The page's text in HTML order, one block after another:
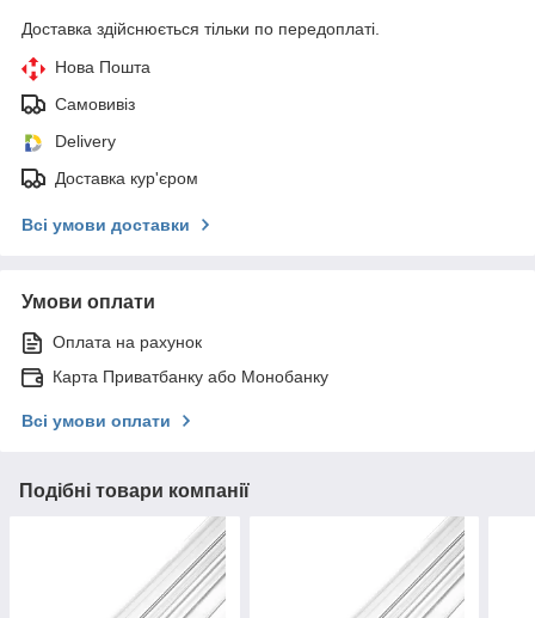
Доставка здійснюється тільки по передоплаті.
Нова Пошта
Самовивіз
Delivery
Доставка кур'єром
Всі умови доставки
Умови оплати
Оплата на рахунок
Карта Приватбанку або Монобанку
Всі умови оплати
Подібні товари компанії